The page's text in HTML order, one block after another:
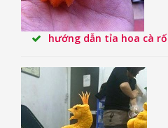
hướng dẫn tỉa hoa cà